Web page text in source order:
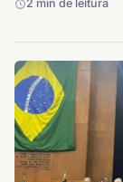
2 min de leitura